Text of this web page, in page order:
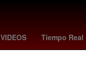
VIDEOS Tiempo Real
Tobey Maguire x men